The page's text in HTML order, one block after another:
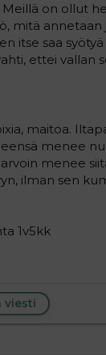
Meillä on ollut
mitä annetaan
itse saa syötyä
ettei vallan
maitoa.
menee
menee
ilman sen
1v5kk
viesti